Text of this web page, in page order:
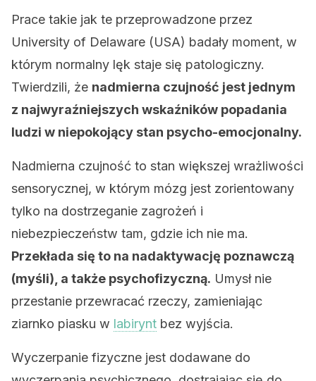
Prace takie jak te przeprowadzone przez
University of Delaware (USA) badały moment, w
którym normalny lęk staje się patologiczny.
Twierdzili, że nadmierna czujność jest jednym
z najwyraźniejszych wskaźników popadania
ludzi w niepokojący stan psycho-emocjonalny.
Nadmierna czujność to stan większej wrażliwości
sensorycznej, w którym mózg jest zorientowany
tylko na dostrzeganie zagrożeń i
niebezpieczeństw tam, gdzie ich nie ma.
Przekłada się to na nadaktywację poznawczą
(myśli), a także psychofizyczną. Umysł nie
przestanie przewracać rzeczy, zamieniając
ziarnko piasku w labirynt bez wyjścia.
Wyczerpanie fizyczne jest dodawane do